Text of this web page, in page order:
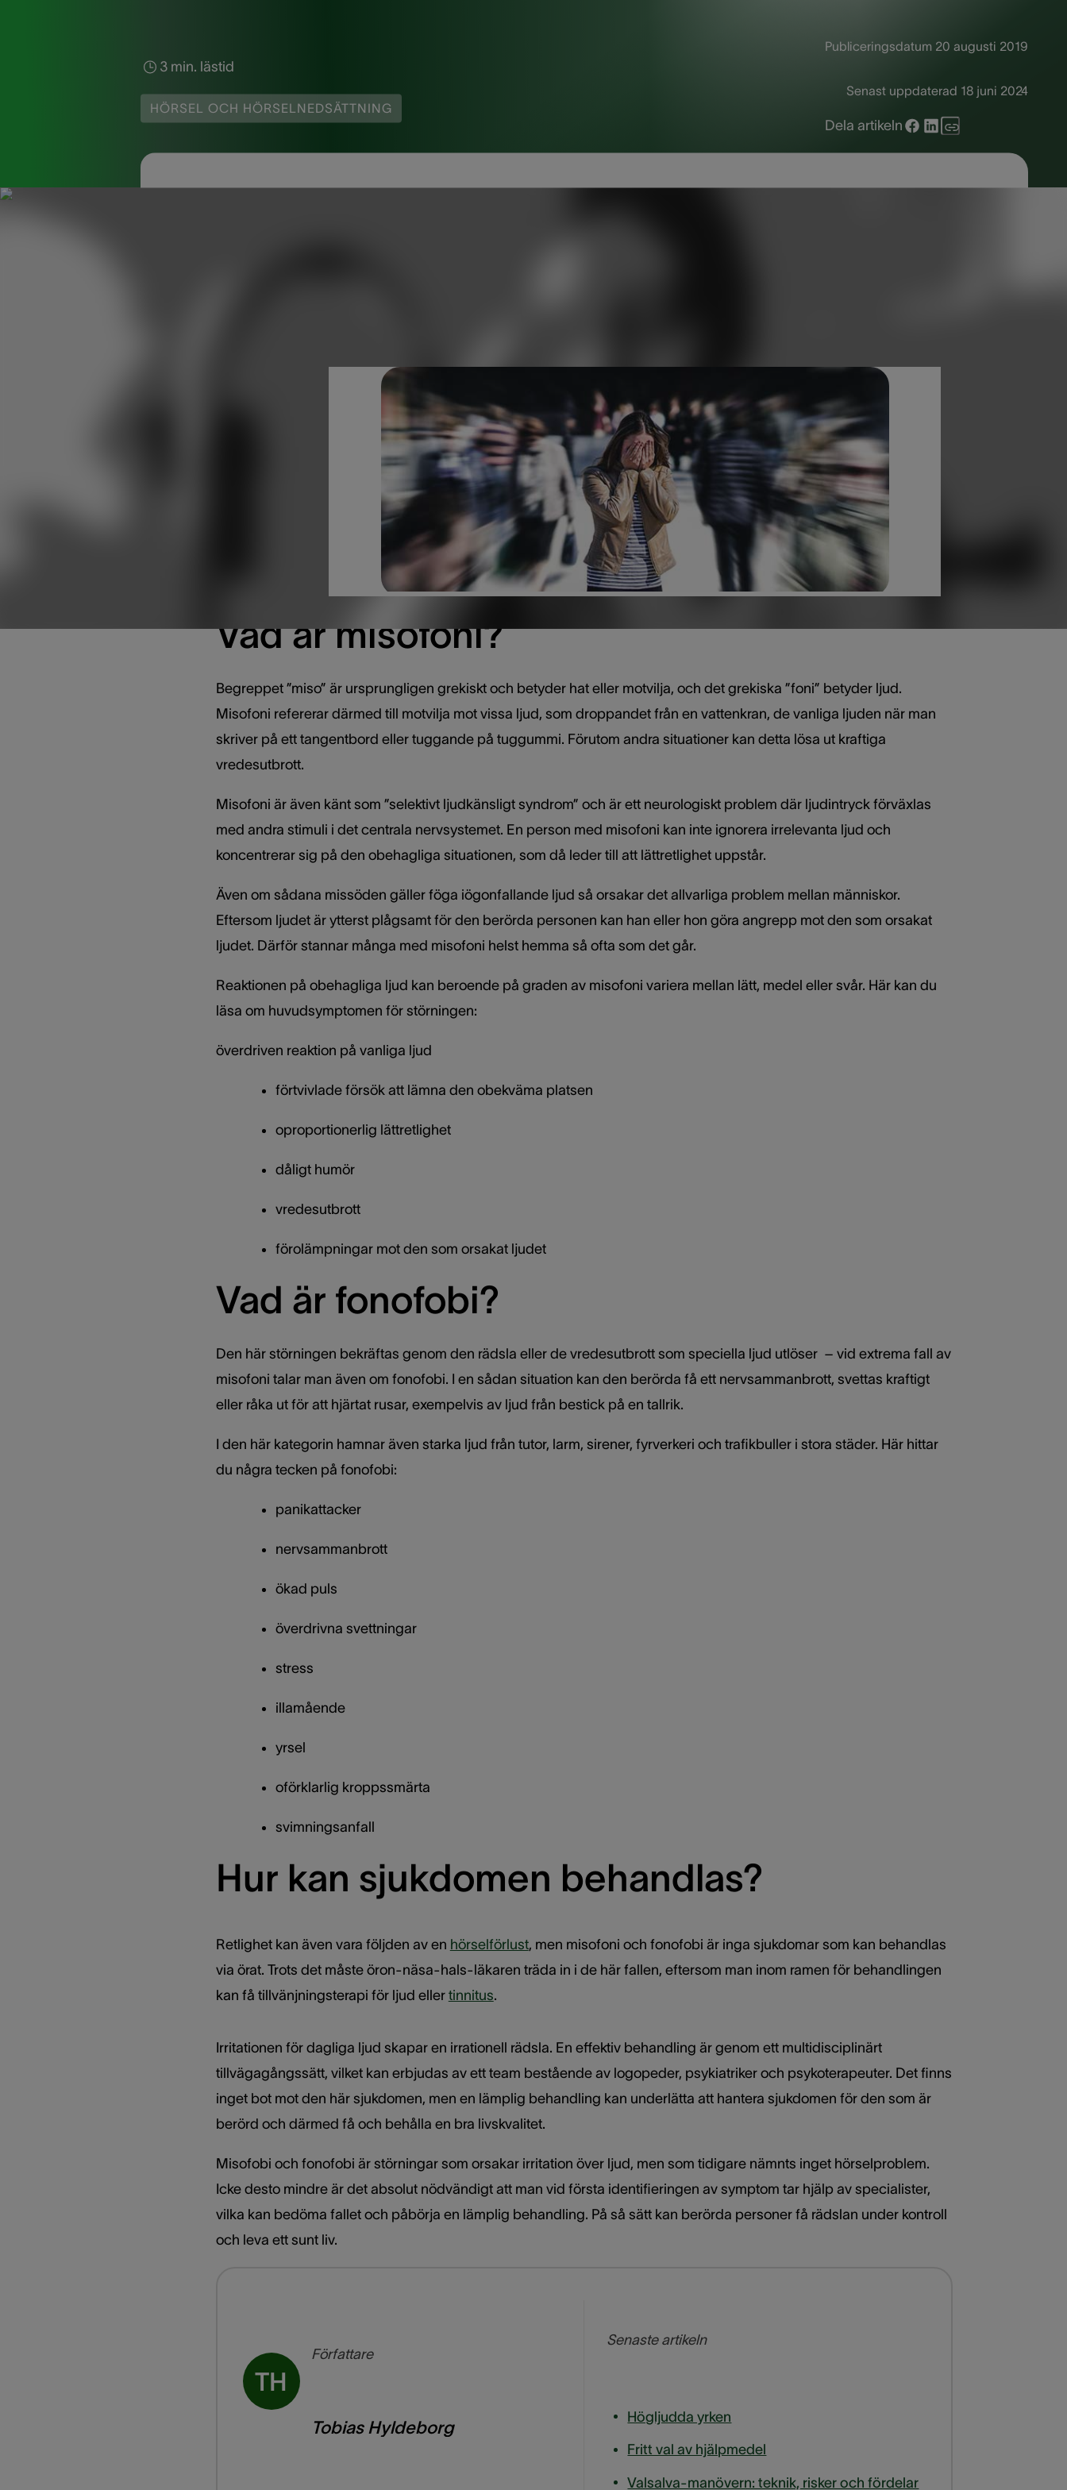
3 min. lästid
HÖRSEL OCH HÖRSELNEDSÄTTNING
Publiceringsdatum 20 augusti 2019
Senast uppdaterad 18 juni 2024
Dela artikeln
Vad är misofoni?
Begreppet ”miso” är ursprungligen grekiskt och betyder hat eller motvilja, och det grekiska ”foni” betyder ljud.
Misofoni refererar därmed till motvilja mot vissa ljud, som droppandet från en vattenkran, de vanliga ljuden när man
skriver på ett tangentbord eller tuggande på tuggummi. Förutom andra situationer kan detta lösa ut kraftiga
vredesutbrott.
Misofoni är även känt som ”selektivt ljudkänsligt syndrom” och är ett neurologiskt problem där ljudintryck förväxlas
med andra stimuli i det centrala nervsystemet. En person med misofoni kan inte ignorera irrelevanta ljud och
koncentrerar sig på den obehagliga situationen, som då leder till att lättretlighet uppstår.
Även om sådana missöden gäller föga iögonfallande ljud så orsakar det allvarliga problem mellan människor.
Eftersom ljudet är ytterst plågsamt för den berörda personen kan han eller hon göra angrepp mot den som orsakat
ljudet. Därför stannar många med misofoni helst hemma så ofta som det går.
Reaktionen på obehagliga ljud kan beroende på graden av misofoni variera mellan lätt, medel eller svår. Här kan du
läsa om huvudsymptomen för störningen:
överdriven reaktion på vanliga ljud
förtvivlade försök att lämna den obekväma platsen
oproportionerlig lättretlighet
dåligt humör
vredesutbrott
förolämpningar mot den som orsakat ljudet
Vad är fonofobi?
Den här störningen bekräftas genom den rädsla eller de vredesutbrott som speciella ljud utlöser – vid extrema fall av
misofoni talar man även om fonofobi. I en sådan situation kan den berörda få ett nervsammanbrott, svettas kraftigt
eller råka ut för att hjärtat rusar, exempelvis av ljud från bestick på en tallrik.
I den här kategorin hamnar även starka ljud från tutor, larm, sirener, fyrverkeri och trafikbuller i stora städer. Här hittar
du några tecken på fonofobi:
panikattacker
nervsammanbrott
ökad puls
överdrivna svettningar
stress
illamående
yrsel
oförklarlig kroppssmärta
svimningsanfall
Hur kan sjukdomen behandlas?
Retlighet kan även vara följden av en hörselförlust, men misofoni och fonofobi är inga sjukdomar som kan behandlas
via örat. Trots det måste öron-näsa-hals-läkaren träda in i de här fallen, eftersom man inom ramen för behandlingen
kan få tillvänjningsterapi för ljud eller tinnitus.
Irritationen för dagliga ljud skapar en irrationell rädsla. En effektiv behandling är genom ett multidisciplinärt
tillvägagångssätt, vilket kan erbjudas av ett team bestående av logopeder, psykiatriker och psykoterapeuter. Det finns
inget bot mot den här sjukdomen, men en lämplig behandling kan underlätta att hantera sjukdomen för den som är
berörd och därmed få och behålla en bra livskvalitet.
Misofobi och fonofobi är störningar som orsakar irritation över ljud, men som tidigare nämnts inget hörselproblem.
Icke desto mindre är det absolut nödvändigt att man vid första identifieringen av symptom tar hjälp av specialister,
vilka kan bedöma fallet och påbörja en lämplig behandling. På så sätt kan berörda personer få rädslan under kontroll
och leva ett sunt liv.
TH
Författare
Tobias Hyldeborg
Senaste artikeln
Högljudda yrken
Fritt val av hjälpmedel
Valsalva-manövern: teknik, risker och fördelar